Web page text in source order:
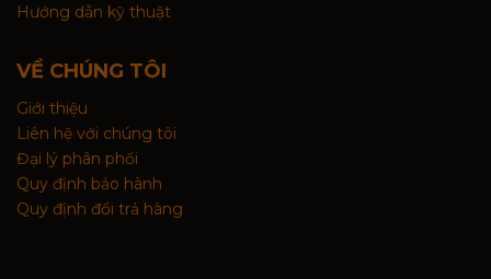
Hướng dẫn kỹ thuật
VỀ CHÚNG TÔI
Giới thiệu
Liên hệ với chúng tôi
Đại lý phân phối
Quy định bảo hành
Quy định đổi trả hàng